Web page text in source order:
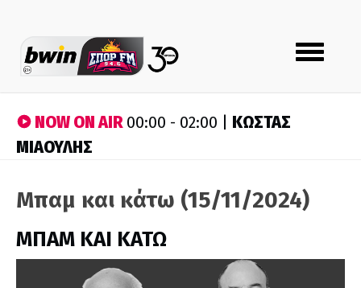
Toggle
navigation
NOW ON AIR00:00 - 02:00 | ΚΩΣΤΑΣ
ΜΙΑΟΥΛΗΣ
Μπαμ και κάτω (15/11/2024)
ΜΠΑΜ ΚΑΙ ΚΑΤΩ